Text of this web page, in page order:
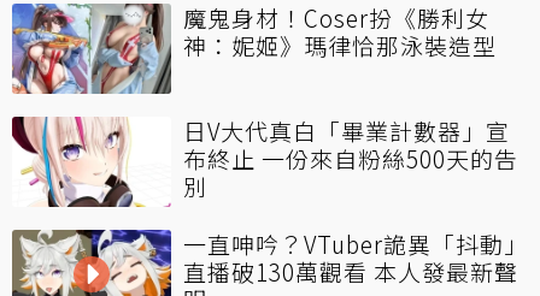
魔鬼身材！Coser扮《勝利女
神：妮姬》瑪律恰那泳裝造型
日V大代真白「畢業計數器」宣
布終止 一份來自粉絲500天的告
別
一直呻吟？VTuber詭異「抖動」
直播破130萬觀看 本人發最新聲